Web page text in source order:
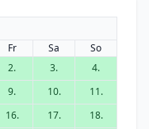
Fr Sa
So
2. 3.
4.
9. 10.
11.
16. 17.
18.